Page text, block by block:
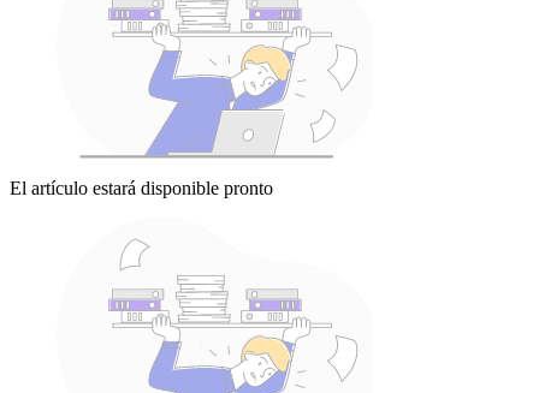
El artículo estará disponible pronto